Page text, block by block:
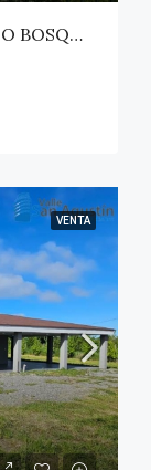
PARCELA SECTOR UNIHUE, LOTEO BOSQUES DEL VALLE – MAULE
VENTA